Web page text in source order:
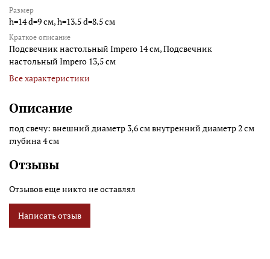
Размер
h=14 d=9 см, h=13.5 d=8.5 см
Краткое описание
Подсвечник настольный Impero 14 см, Подсвечник
настольный Impero 13,5 см
Все характеристики
Описание
под свечу: внешний диаметр 3,6 см внутренний диаметр 2 см
глубина 4 см
Отзывы
Отзывов еще никто не оставлял
Написать отзыв